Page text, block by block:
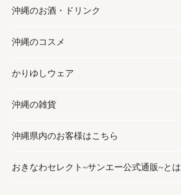
海産物
沖縄料理
沖縄そば／乾麺
レトルト食品
乾物／粉類
砂糖／黒砂糖
塩
お酢／ドレッシング
しょうゆ
みそ
だし／スパイス／島唐辛子
お菓子
黒糖
ちんすこう
伝統菓子
スナック
おつまみ
沖縄のお酒・ドリンク
お酒・ドリンク
泡盛
ビール・チューハイ
ワイン・ウィスキー・カクテル
ドリンク
沖縄のコスメ
コスメ
スキンケア
ボディケア
ヘアケア
かりゆしウェア
かりゆしウェア
メンズ
レディース
沖縄の雑貨
雑貨
沖縄ファッション
沖縄県内のお客様はこちら
おきなわセレクト~サンエー公式通販~とは